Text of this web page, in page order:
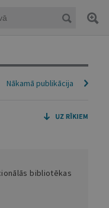
Nākamā publikācija
bibliotēkas